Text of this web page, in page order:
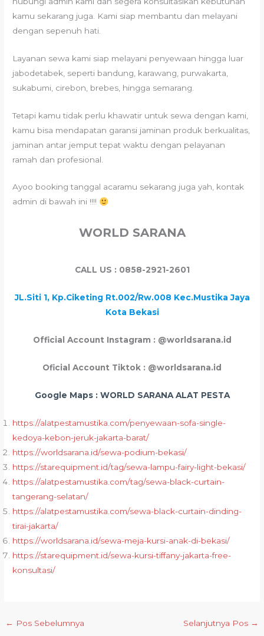
kamu sekarang juga. Kami siap membantu dan melayani
dengan sepenuh hati.
Layanan sewa kami siap melayani penyewaan hingga luar
jabodetabek, seperti bandung, karawang, purwakarta,
sukabumi, cirebon, brebes, hingga semarang.
Tetapi kamu tidak perlu khawatir untuk sewa dengan kami,
kamu bisa mendapatan garansi jaminan produk berkualitas,
jaminan antar jemput tepat waktu dengan pelayanan
ramah dan profesional.
Ayoo booking tanggal acaramu sekarang juga yah, kontak
admin di bawah ini !!!!
WORLD SARANA
CALL US : 0858-2921-2601
JL.Siti 1, Kp.Ciketing Rt.002/Rw.008 Kec.Mustika Jaya
Kota Bekasi
Official Account Instagram : @worldsarana.id
Oficial Account Tiktok : @worldsarana.id
Google Maps : WORLD SARANA ALAT PESTA
https://alatpestamustika.com/penyewaan-sofa-single-
kedoya-kebon-jeruk-jakarta-barat/
https://worldsarana.id/sewa-podium-bekasi/
https://starequipment.id/tag/sewa-lampu-fairy-light-bekasi/
https://alatpestamustika.com/tag/sewa-black-curtain-
tangerang-selatan/
https://alatpestamustika.com/sewa-black-curtain-dinding-
tirai-jakarta/
https://worldsarana.id/sewa-meja-kursi-anak-di-bekasi/
https://starequipment.id/sewa-kursi-tiffany-jakarta-free-
konsultasi/
← Pos Sebelumnya Selanjutnya Pos →